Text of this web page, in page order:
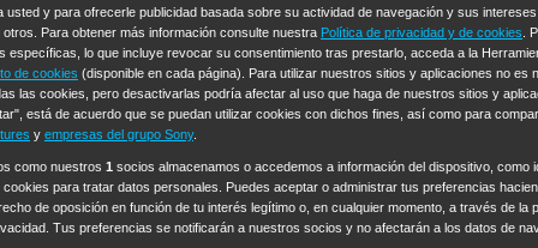
Selecciona un
Colección de Videos
Operación: Huracán House of Cards Despedida Salvaje
Cinco en familia Hudson & Rex Diez libras y un sueño Mr
y Lola High Country Los casos de Susan Ryeland: Moonflower
Libre de Culpa Morbius NCIS: Nueva Orleans Pandora En
Chicago Fire Monarch Circuito cerrado Alert: Unidad de
usted y para ofrecerle publicidad basada sobre su actividad de navegación y sus
otros. Para obtener más información consulte nuestra Política de privacidad y de cookies .
específicas, lo que incluye revocar su consentimiento tras prestarlo, acceda a la
de cookies (disponible en cada página). Para utilizar nuestros sitios y aplicaciones no es
las cookies, pero desactivarlas podría afectar al uso que haga de nuestros sitios y
está de acuerdo que se puedan utilizar cookies con dichos fines, así como para
y empresas del grupo Sony.
como nuestros 1 socios almacenamos o accedemos a información del dispositivo, como
para tratar datos personales. Puedes aceptar o administrar tus preferencias
de oposición en función de tu interés legítimo o, en cualquier momento, a través de la
Tus preferencias se notificarán a nuestros socios y no afectarán a los datos de